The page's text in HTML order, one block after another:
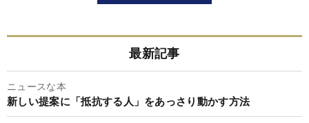
最新記事
ニュースな本
新しい提案に「抵抗する人」をあっさり動かす方法